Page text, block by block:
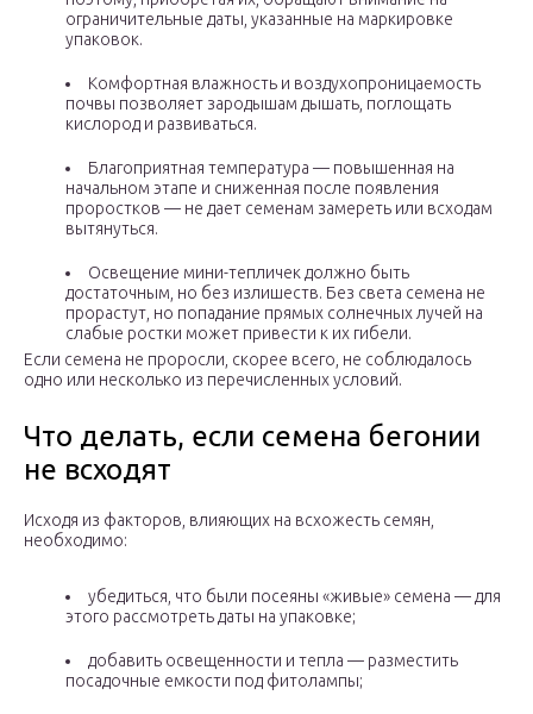
ограничительные даты, указанные на маркировке
упаковок.
Комфортная влажность и воздухопроницаемость
почвы позволяет зародышам дышать, поглощать
кислород и развиваться.
Благоприятная температура — повышенная на
начальном этапе и сниженная после появления
проростков — не дает семенам замереть или всходам
вытянуться.
Освещение мини-тепличек должно быть
достаточным, но без излишеств. Без света семена не
прорастут, но попадание прямых солнечных лучей на
слабые ростки может привести к их гибели.
Если семена не проросли, скорее всего, не соблюдалось
одно или несколько из перечисленных условий.
Что делать, если семена бегонии
не всходят
Исходя из факторов, влияющих на всхожесть семян,
необходимо:
убедиться, что были посеяны «живые» семена — для
этого рассмотреть даты на упаковке;
добавить освещенности и тепла — разместить
посадочные емкости под фитолампы;